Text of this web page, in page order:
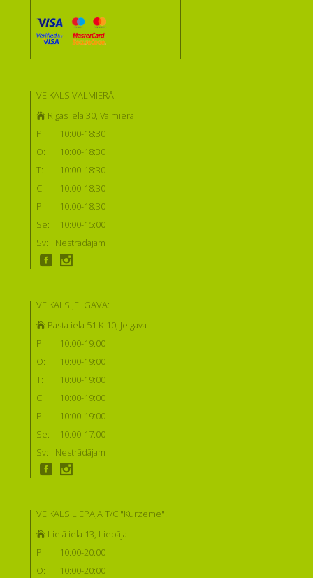
VEIKALS VALMIERĀ:
Rīgas iela 30, Valmiera
P:
10:00-18:30
O:
10:00-18:30
T:
10:00-18:30
C:
10:00-18:30
P:
10:00-18:30
Se:
10:00-15:00
Sv:
Nestrādājam
VEIKALS JELGAVĀ:
Pasta iela 51 K-10, Jelgava
P:
10:00-19:00
O:
10:00-19:00
T:
10:00-19:00
C:
10:00-19:00
P:
10:00-19:00
Se:
10:00-17:00
Sv:
Nestrādājam
VEIKALS LIEPĀJĀ T/C "Kurzeme":
Lielā iela 13, Liepāja
P:
10:00-20:00
O:
10:00-20:00